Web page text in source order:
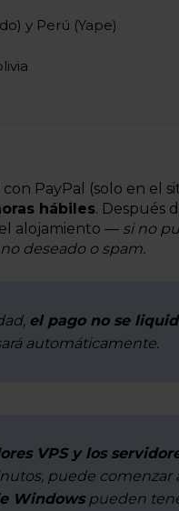
y Perú (Yape)
PayPal (solo en el
hábiles. Después
alojamiento — si no
deseado o spam.
el pago no se
automáticamente.
VPS y los
puede comenzar
Windowspueden